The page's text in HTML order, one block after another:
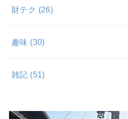
財テク (26)
趣味 (30)
雑記 (51)